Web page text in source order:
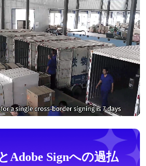
Adobe Signへの過払